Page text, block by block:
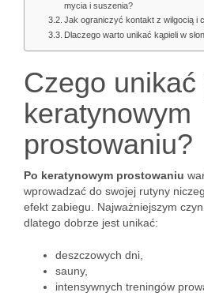
mycia i suszenia?
Jak ograniczyć kontakt z wilgocią i
Dlaczego warto unikać kąpieli w
Czego unikać
keratynowym
prostowaniu?
Po keratynowym prostowaniu
wprowadzać do swojej rutyny
efekt zabiegu. Najważniejszym
dlatego dobrze jest unikać:
deszczowych dni,
sauny,
intensywnych treningów